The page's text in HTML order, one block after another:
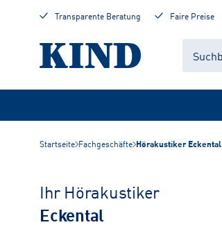
Transparente Beratung Faire Preise
Startseite Fachgeschäfte Hörakustiker Eckental
Ihr Hörakustiker
Eckental